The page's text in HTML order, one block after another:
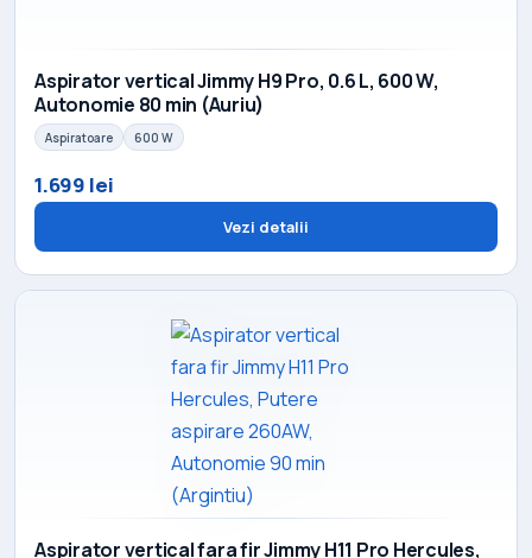
Aspirator vertical Jimmy H9 Pro, 0.6 L, 600 W,
Autonomie 80 min (Auriu)
Aspiratoare 600 W
1.699 lei
Vezi detalii
Aspirator vertical fara fir Jimmy H11 Pro Hercules,